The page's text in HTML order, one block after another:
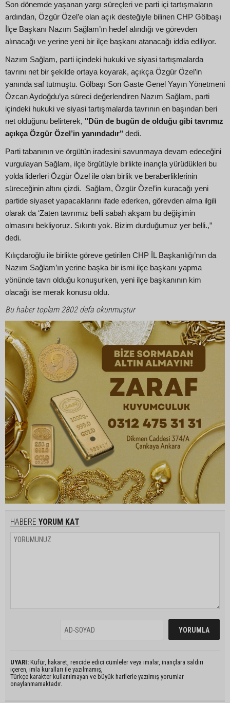
Son dönemde yaşanan yargı süreçleri ve parti içi tartışmaların
ardından, Özgür Özel’e olan açık desteğiyle bilinen CHP Gölbaşı
İlçe Başkanı Nazım Sağlam’ın hedef alındığı ve görevden
alınacağı ve yerine yeni bir ilçe başkanı atanacağı iddia ediliyor.
Nazım Sağlam, parti içindeki hukuki ve siyasi tartışmalarda
tavrını net bir şekilde ortaya koyarak, açıkça Özgür Özel’in
yanında saf tutmuştu. Gölbaşı Son Gaste Genel Yayın Yönetmeni
Özcan Aydoğdu’ya süreci değerlendiren Nazım Sağlam, parti
içindeki hukuki ve siyasi tartışmalarda tavrının en başından beri
net olduğunu belirterek, "Dün de bugün de olduğu gibi tavrımız
açıkça Özgür Özel’in yanındadır" dedi.
Parti tabanının ve örgütün iradesini savunmaya devam edeceğini
vurgulayan Sağlam, ilçe örgütüyle birlikte inançla yürüdükleri bu
yolda liderleri Özgür Özel ile olan birlik ve beraberliklerinin
süreceğinin altını çizdi. Sağlam, Özgür Özel’in kuracağı yeni
partide siyaset yapacaklarını ifade ederken, görevden alma ilgili
olarak da ‘Zaten tavrımız belli sabah akşam bu değişimin
olmasını bekliyoruz. Sıkıntı yok. Bizim durduğumuz yer belli.,”
dedi.
Kılıçdaroğlu ile birlikte göreve getirilen CHP İL Başkanlığı’nın da
Nazım Sağlam’ın yerine başka bir ismi ilçe başkanı yapma
yönünde tavrı olduğu konuşurken, yeni ilçe başkanının kim
olacağı ise merak konusu oldu.
Bu haber toplam 2802 defa okunmuştur
HABERE YORUM KAT
UYARI: Küfür, hakaret, rencide edici cümleler veya imalar, inançlara saldırı
içeren, imla kuralları ile yazılmamış,
Türkçe karakter kullanılmayan ve büyük harflerle yazılmış yorumlar
onaylanmamaktadır.